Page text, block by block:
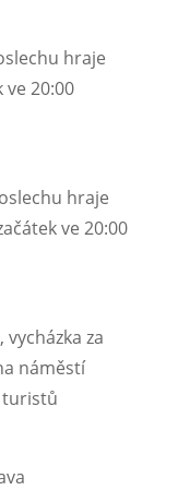
hraje
ve 20:00
hraje
ve 20:00
za
náměstí
turistů